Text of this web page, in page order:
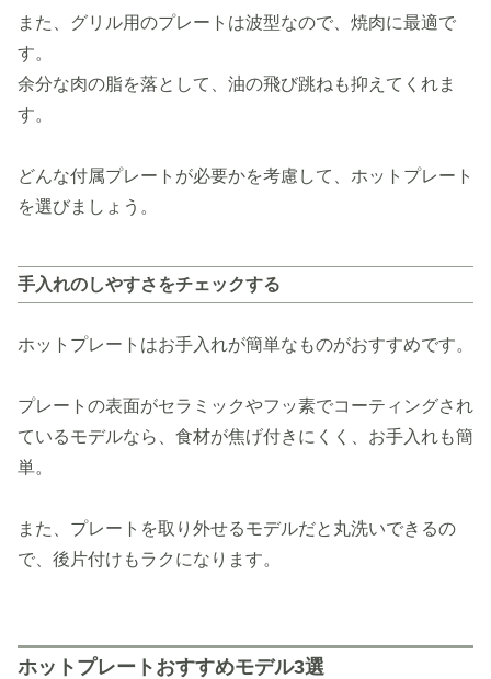
また、グリル用のプレートは波型なので、焼肉に最適で
す。
余分な肉の脂を落として、油の飛び跳ねも抑えてくれま
す。
どんな付属プレートが必要かを考慮して、ホットプレート
を選びましょう。
手入れのしやすさをチェックする
ホットプレートはお手入れが簡単なものがおすすめです。
プレートの表面がセラミックやフッ素でコーティングされ
ているモデルなら、食材が焦げ付きにくく、お手入れも簡
単。
また、プレートを取り外せるモデルだと丸洗いできるの
で、後片付けもラクになります。
ホットプレートおすすめモデル3選